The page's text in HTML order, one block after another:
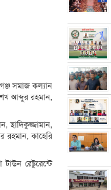
সমাজ কল্যান
আব্দুর রহমান,
ছাদিকুজ্জামান,
কাহেরি
রেষ্টুরেন্টে